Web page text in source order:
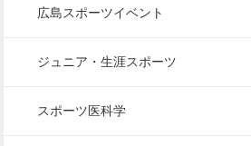
広島スポーツイベント
ジュニア・生涯スポーツ
スポーツ医科学